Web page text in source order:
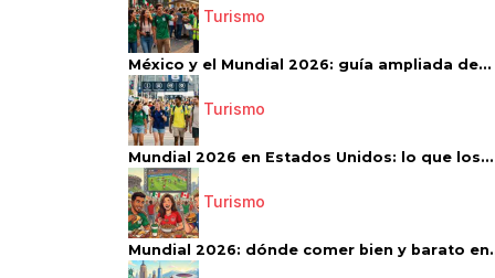
Turismo
México y el Mundial 2026: guía ampliada de...
Turismo
Mundial 2026 en Estados Unidos: lo que los...
Turismo
Mundial 2026: dónde comer bien y barato